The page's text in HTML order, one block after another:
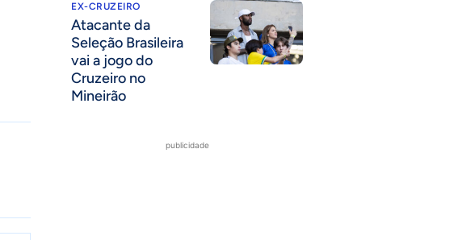
EX-CRUZEIRO
Atacante da
Seleção Brasileira
vai a jogo do
Cruzeiro no
Mineirão
publicidade